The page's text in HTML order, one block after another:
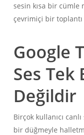
sesin kısa bir cümle
çevrimiçi bir toplantı
Google
Ses Tek
Değildir
Birçok kullanıcı
bir düğmeyle